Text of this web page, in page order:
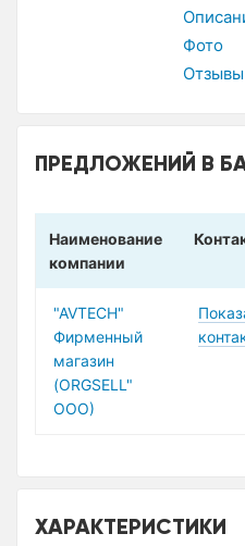
Фото
Отзывы
ПРЕДЛОЖЕНИЙ В
Наименование
компании
"AVTECH"
Фирменный
магазин
(ORGSELL"
ООО)
ХАРАКТЕРИСТИКИ